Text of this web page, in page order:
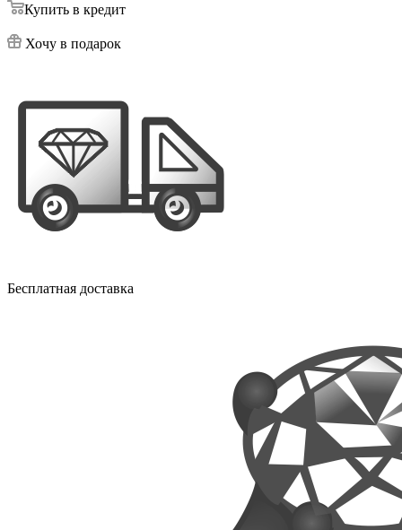
Купить в кредит
Хочу в подарок
Бесплатная доставка